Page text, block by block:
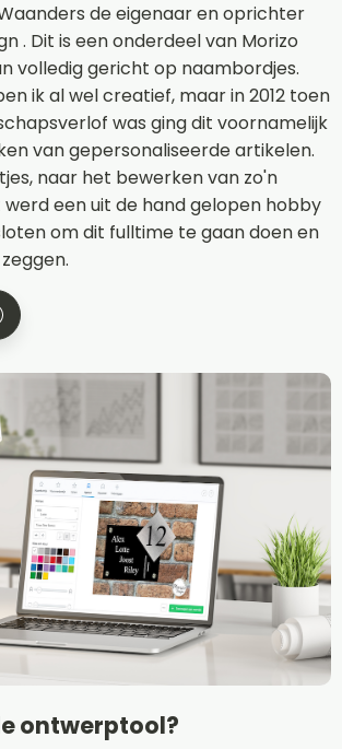
de eigenaar en oprichter
. Dit is een onderdeel van Morizo
volledig gericht op naambordjes.
ik al wel creatief, maar in 2012 toen
was ging dit voornamelijk
van gepersonaliseerde artikelen.
naar het bewerken van zo'n
werd een uit de hand gelopen hobby
om dit fulltime te gaan doen en
ontwerptool?